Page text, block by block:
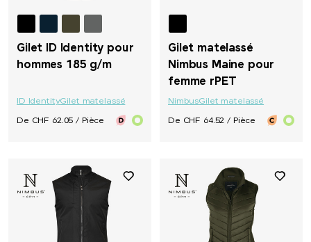
Gilet ID Identity pour
hommes 185 g/m
ID IdentityGilet matelassé
De CHF 62.05 / Pièce
Gilet matelassé
Nimbus Maine pour
femme rPET
NimbusGilet matelassé
De CHF 64.52 / Pièce